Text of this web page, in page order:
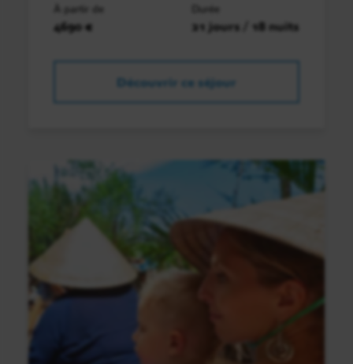
À partir de
4690 €
Durée
21 jours / 18 nuits
Découvrir ce séjour